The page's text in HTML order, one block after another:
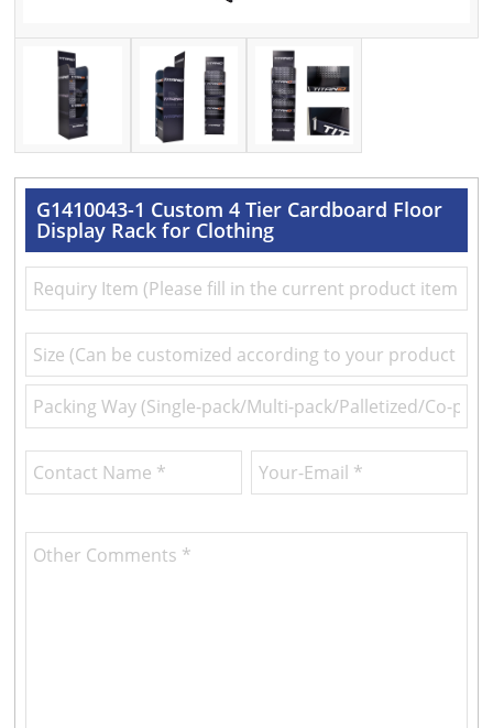
G1410043-1 Custom 4 Tier Cardboard Floor
Display Rack for Clothing